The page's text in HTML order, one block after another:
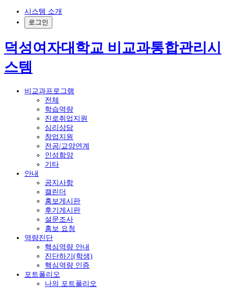
시스템 소개
로그인
덕성여자대학교 비교과통합관리시
스템
비교과프로그램
전체
학습역량
진로취업지원
심리상담
창업지원
전공/교양연계
인성함양
기타
안내
공지사항
캘린더
홍보게시판
후기게시판
설문조사
홍보 요청
역량진단
핵심역량 안내
진단하기(학생)
핵심역량 인증
포트폴리오
나의 포트폴리오